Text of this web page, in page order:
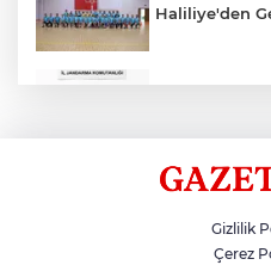
Haliliye'den
Hikmet
Gizlilik
Çerez